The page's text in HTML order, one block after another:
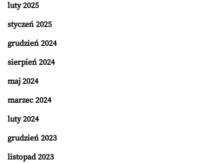
luty 2025
styczeń 2025
grudzień 2024
sierpień 2024
maj 2024
marzec 2024
luty 2024
grudzień 2023
listopad 2023